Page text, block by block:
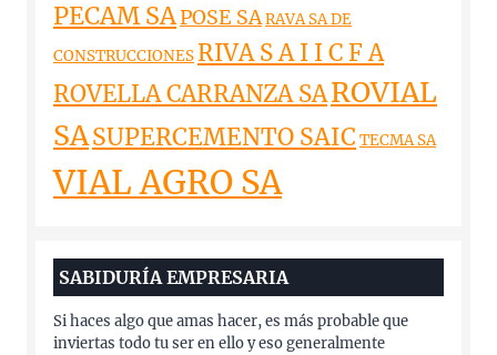
PECAM SAPOSE SARAVA SA DE
CONSTRUCCIONES RIVA S A I I C F A
ROVELLA CARRANZA SAROVIAL
SASUPERCEMENTO SAIC TECMA SA
VIAL AGRO SA
SABIDURÍA EMPRESARIA
Si haces algo que amas hacer, es más probable que
inviertas todo tu ser en ello y eso generalmente